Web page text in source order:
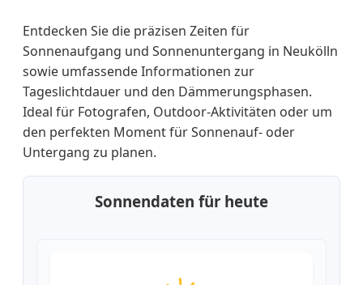
Entdecken Sie die präzisen Zeiten für
Sonnenaufgang und Sonnenuntergang in Neukölln
sowie umfassende Informationen zur
Tageslichtdauer und den Dämmerungsphasen.
Ideal für Fotografen, Outdoor-Aktivitäten oder um
den perfekten Moment für Sonnenauf- oder
Untergang zu planen.
Sonnendaten für heute